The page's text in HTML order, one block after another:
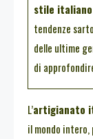
stile italiano
tendenze
delle ultime
di
L’artigianato
il mondo